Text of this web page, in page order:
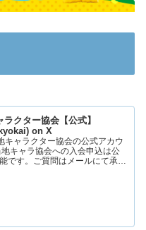
ラクター協会【公式】
on X
キャラクター協会の公式アカウ
キャラ協会への入会申込は公
です。ご質問はメールにて承っ